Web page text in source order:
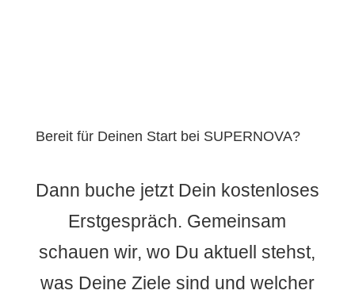
Bereit für Deinen Start bei SUPERNOVA?
Dann buche jetzt Dein kostenloses
Erstgespräch. Gemeinsam
schauen wir, wo Du aktuell stehst,
was Deine Ziele sind und welcher